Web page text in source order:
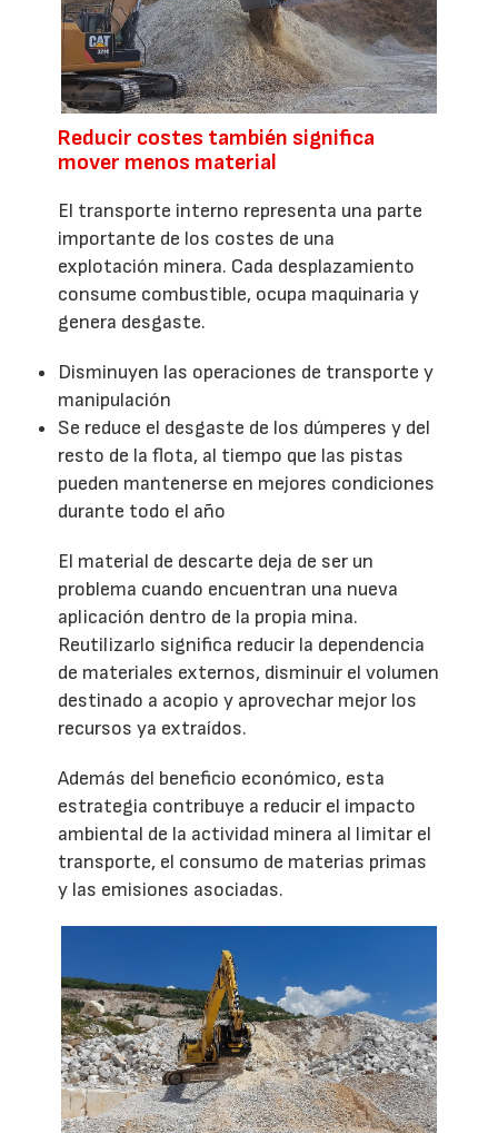
Reducir costes también significa
mover menos material
El transporte interno representa una parte
importante de los costes de una
explotación minera. Cada desplazamiento
consume combustible, ocupa maquinaria y
genera desgaste.
Disminuyen las operaciones de transporte y
manipulación
Se reduce el desgaste de los dúmperes y del
resto de la flota, al tiempo que las pistas
pueden mantenerse en mejores condiciones
durante todo el año
El material de descarte deja de ser un
problema cuando encuentran una nueva
aplicación dentro de la propia mina.
Reutilizarlo significa reducir la dependencia
de materiales externos, disminuir el volumen
destinado a acopio y aprovechar mejor los
recursos ya extraídos.
Además del beneficio económico, esta
estrategia contribuye a reducir el impacto
ambiental de la actividad minera al limitar el
transporte, el consumo de materias primas
y las emisiones asociadas.